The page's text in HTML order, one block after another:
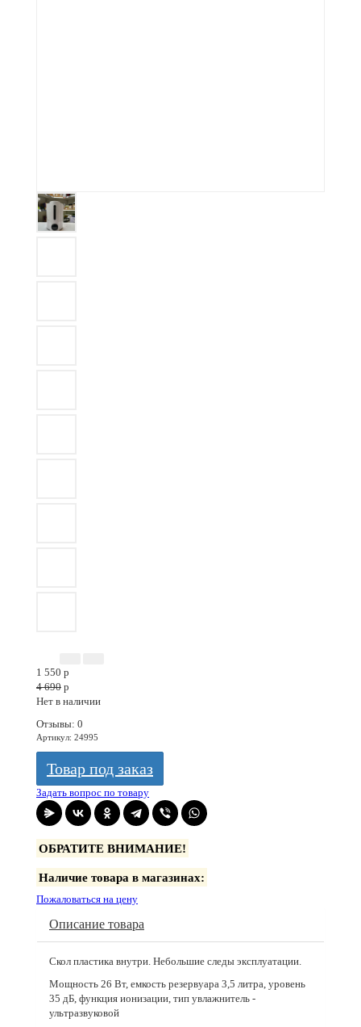
1 550 p
4 690 p
Нет в наличии
Отзывы: 0
Артикул: 24995
Товар под заказ
Задать вопрос по товару
ОБРАТИТЕ ВНИМАНИЕ!
Наличие товара в магазинах:
Пожаловаться на цену
Описание товара
Скол пластика внутри. Небольшие следы эксплуатации.
Мощность 26 Вт, емкость резервуара 3,5 литра, уровень
35 дБ, функция ионизации, тип увлажнитель -
ультразвуковой